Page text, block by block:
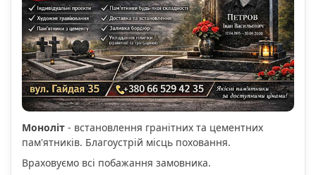
Моноліт - встановлення гранітних та цементних
пам'ятників. Благоустрій місць поховання.
Враховуємо всі побажання замовника.